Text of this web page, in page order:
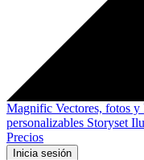
Magnific Vectores, fotos y
personalizables Storyset
Precios
Inicia sesión